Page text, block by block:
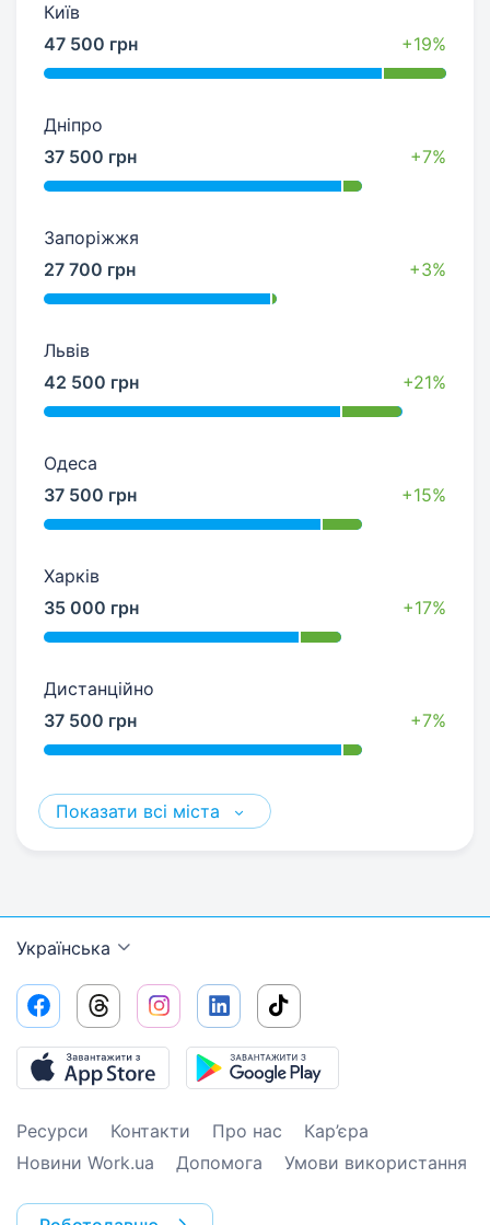
Київ
47 500 грн
+19%
Дніпро
37 500 грн
+7%
Запоріжжя
27 700 грн
+3%
Львів
42 500 грн
+21%
Одеса
37 500 грн
+15%
Харків
35 000 грн
+17%
Дистанційно
37 500 грн
+7%
Показати всі міста
Українська
Ресурси Контакти Про нас
Кар’єра
Новини Work.ua
Допомога Умови використання